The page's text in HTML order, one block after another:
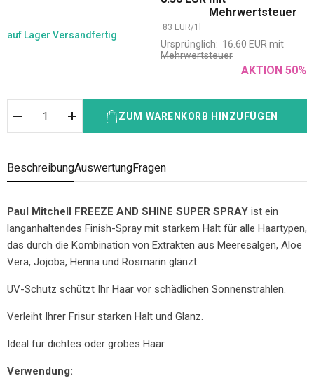
auf Lager Versandfertig
Mehrwertsteuer
83 EUR/1
Ursprünglich: 16.60EURmit
Mehrwertsteuer
AKTION 50%
ZUM WARENKORB HINZUFÜGEN
BeschreibungAuswertungFragen
Paul Mitchell FREEZE AND SHINE SUPER SPRAY ist ein
langanhaltendes Finish-Spray mit starkem Halt für alle Haartypen,
das durch die Kombination von Extrakten aus Meeresalgen, Aloe
Vera, Jojoba, Henna und Rosmarin glänzt.
UV-Schutz schützt Ihr Haar vor schädlichen Sonnenstrahlen.
Verleiht Ihrer Frisur starken Halt und Glanz.
Ideal für dichtes oder grobes Haar.
Verwendung: